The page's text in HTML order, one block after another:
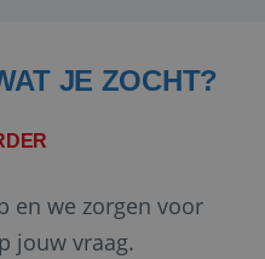
JE ZOCHT?
en we zorgen voor
jouw vraag.
Policy